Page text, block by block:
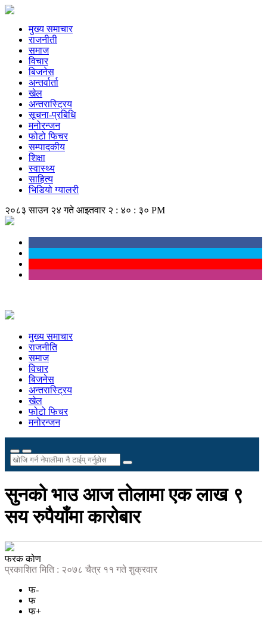
मुख्य समाचार
राजनीती
समाज
विचार
बिजनेस
अन्तर्वार्ता
खेल
अन्तरास्ट्रिय
सूचना-प्रबिधि
मनोरन्जन
फोटो फिचर
सम्पादकीय
शिक्षा
स्वास्थ्य
साहित्य
भिडियो ग्यालरी
२०८३ साउन २४ गते आइतवार २ : ४० : ३० PM
मुख्य समाचार
राजनीति
समाज
विचार
बिजनेस
अन्तरास्ट्रिय
खेल
फोटो फिचर
मनोरन्जन
सुनको भाउ आज तोलामा एक लाख ९
सय रुपैयाँमा कारोबार
फरक कोण
प्रकाशित मिति : २०७८ चैत्र ११ गते शुक्रवार
फ-
फ
फ+